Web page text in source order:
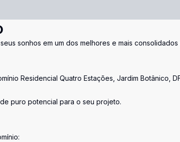
sonhos em um dos melhores e mais
Residencial Quatro Estações, Jardim Botânico,
puro potencial para o seu projeto.